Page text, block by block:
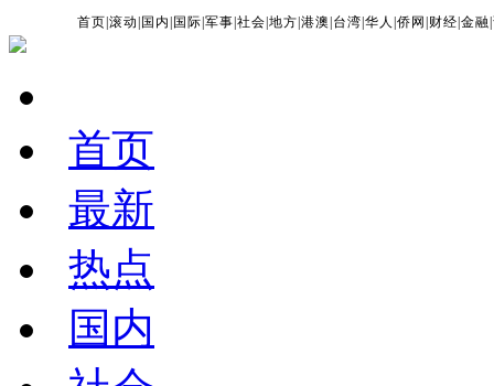
首页 |滚动 国内 国际 |军事 |社会 |地方 |港澳 台湾 |华人 |侨网 财经 |金融 |
首页
最新
热点
国内